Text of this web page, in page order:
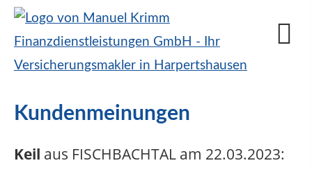
Kundenmeinungen
Keil aus FISCHBACHTAL am 22.03.2023: